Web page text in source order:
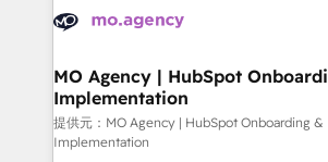
Accreditations. Based in Canada
services are offered in both English &
HubSpot journey, design and
infrastructure to life. Our collaborative
keeps you in control whilst we plan
route to your revenue goals. We have successfully
supported over 500 organisations
MO Agency | HubSpot
Implementation
提供元：MO Agency | HubSpot Onboarding &
Implementation